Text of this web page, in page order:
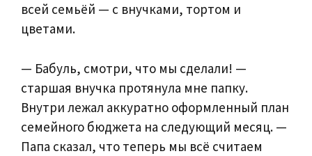
всей семьёй — с внучками, тортом и
цветами.
— Бабуль, смотри, что мы сделали! —
старшая внучка протянула мне папку.
Внутри лежал аккуратно оформленный план
семейного бюджета на следующий месяц. —
Папа сказал, что теперь мы всё считаем